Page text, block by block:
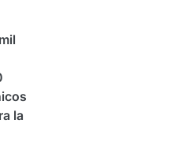
la